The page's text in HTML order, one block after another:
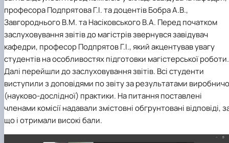
практики
професора Подпрятова Г.І. та доцентів Бобра А.В.,
Завгороднього В.М. та Насіковського В.А. Перед початком
заслуховування звітів до магістрів звернувся завідувач
кафедри, професор Подпрятов Г.І., який акцентував увагу
студентів на особливостях підготовки магістерської роботи.
Далі перейшли до заслуховування звітів. Всі студенти
виступили з доповідями по звіту за результатами
(науково-дослідної) практики. На питання поставлені
членами комісії надавали змістовні обгрунтовані відповіді,
що і отримали високі бали.